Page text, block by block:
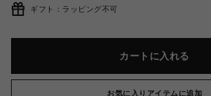
ギフト：ラッピング不可
カートに入れる
お気に入りアイテムに追加